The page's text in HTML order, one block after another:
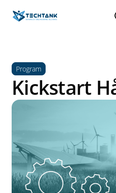
Program
Kickstart